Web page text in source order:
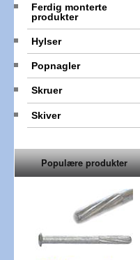
Ferdig monterte
produkter
Hylser
Popnagler
Skruer
Skiver
Populære produkter